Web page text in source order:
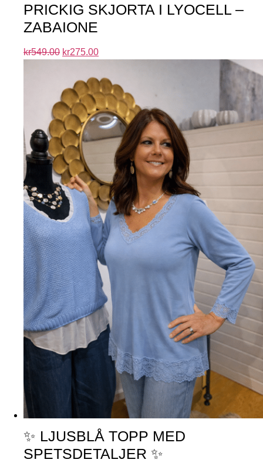
PRICKIG SKJORTA I LYOCELL –
ZABAIONE
kr549.00 kr275.00
✨ LJUSBLÅ TOPP MED
SPETSDETALJER ✨